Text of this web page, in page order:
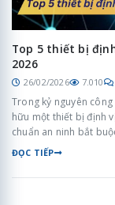
Top 5 thiết bị
2026
26/02/2026 7.010
Trong kỷ nguyên
hữu một thiết bị định
chuẩn an ninh bắt
ĐỌC TIẾP